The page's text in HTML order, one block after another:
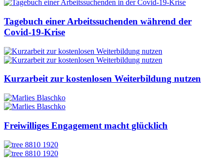
Tagebuch einer Arbeitssuchenden während der
Covid-19-Krise
Kurzarbeit zur kostenlosen Weiterbildung nutzen
Freiwilliges Engagement macht glücklich